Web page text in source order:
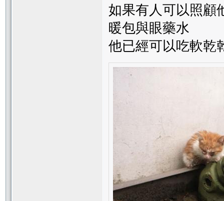
如果有人可以照顧
暖包與眼藥水
他已經可以吃軟乾